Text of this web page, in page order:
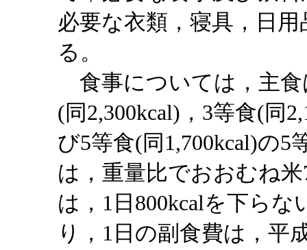
必要な衣類，寝具，日
る。
食事については，主食
(同2,300kcal)，3等食(同
び5等食(同1,700kcal)の
は，重量比でおおむね
は，1日800kcalを下ら
り，1日の副食費は，平